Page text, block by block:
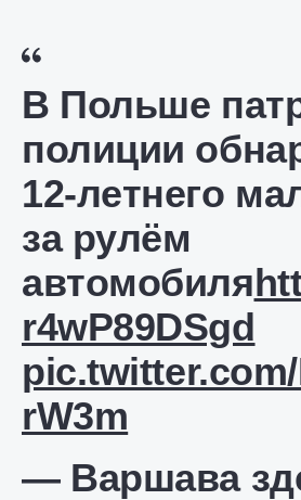
В Польше
полиции
12-летнего
за рулём
автомобиля
r4wP89DSgd
rW3m
— Варшава